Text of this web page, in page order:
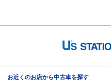
お近くのお店から中古車を探す